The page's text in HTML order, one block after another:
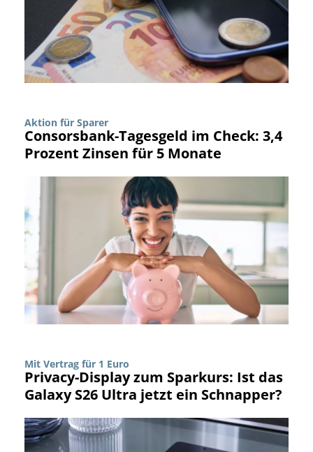
Aktion für Sparer
Consorsbank-Tagesgeld im Check: 3,4
Prozent Zinsen für 5 Monate
Mit Vertrag für 1 Euro
Privacy-Display zum Sparkurs: Ist das
Galaxy S26 Ultra jetzt ein Schnapper?